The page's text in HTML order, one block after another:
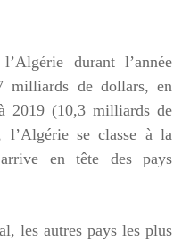
durant l’année
milliards de dollars, en
2019 (10,3 milliards de
l’Algérie se classe à la
en tête des pays
les autres pays les plus